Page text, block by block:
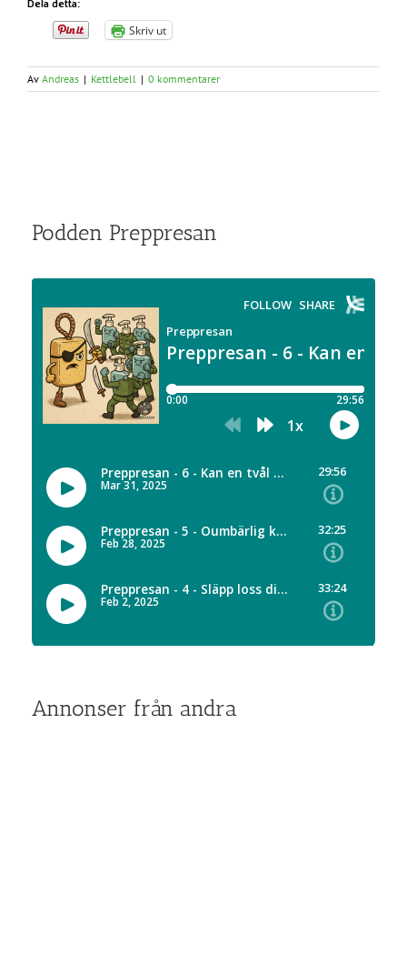
Dela detta:
Skriv ut
Av Andreas | Kettlebell | 0 kommentarer
Podden Preppresan
Annonser från andra